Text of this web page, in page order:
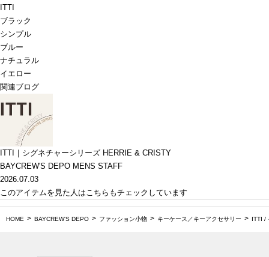
ITTI
ブラック
シンプル
ブルー
ナチュラル
イエロー
関連ブログ
ITTI｜シグネチャーシリーズ HERRIE & CRISTY
BAYCREW'S DEPO MENS STAFF
2026.07.03
このアイテムを見た人はこちらもチェックしています
HOME BAYCREW'S DEPO ファッション小物 キーケース／キーアクセサリー ITTI /